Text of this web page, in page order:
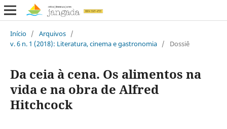
Início / Arquivos /
v. 6 n. 1 (2018): Literatura, cinema e gastronomia / Dossiê
Da ceia à cena. Os alimentos na
vida e na obra de Alfred
Hitchcock